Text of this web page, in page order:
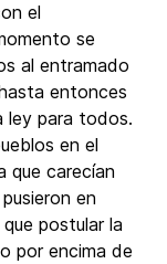
el
se
al entramado
entonces
ley para todos.
en el
que carecían
en
postular la
por encima de